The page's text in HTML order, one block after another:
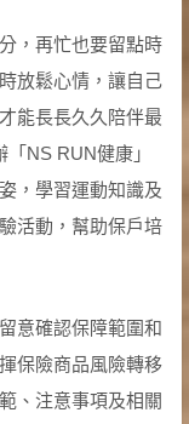
，再忙也要留點時
放鬆心情，讓自己
能長長久久陪伴最
NS RUN健康」
，學習運動知識及
活動，幫助保戶培
意確認保障範圍和
保險商品風險轉移
、注意事項及相關